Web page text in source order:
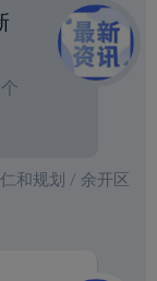
仁和规划 / 余开区